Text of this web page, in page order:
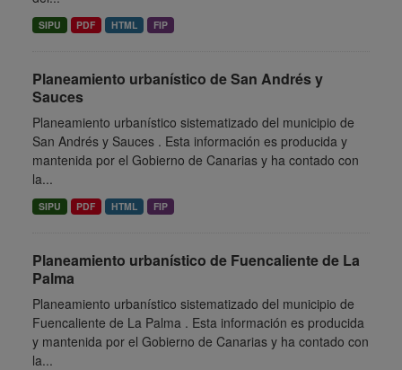
SIPU PDF HTML FIP
Planeamiento urbanístico de San Andrés y
Sauces
Planeamiento urbanístico sistematizado del municipio de
San Andrés y Sauces . Esta información es producida y
mantenida por el Gobierno de Canarias y ha contado con
la...
SIPU PDF HTML FIP
Planeamiento urbanístico de Fuencaliente de La
Palma
Planeamiento urbanístico sistematizado del municipio de
Fuencaliente de La Palma . Esta información es producida
y mantenida por el Gobierno de Canarias y ha contado con
la...